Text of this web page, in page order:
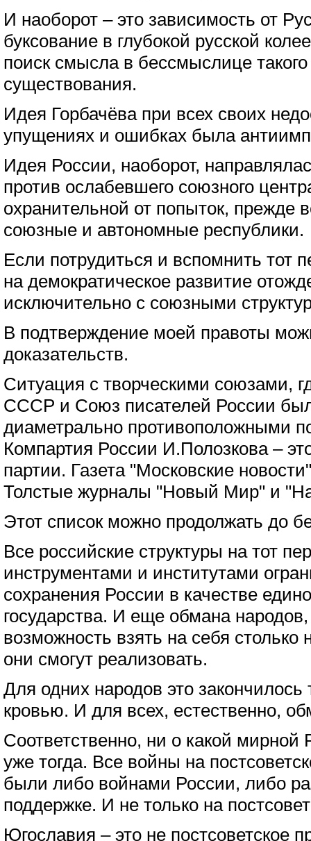
И наоборот – это зависимость от
буксование в глубокой русской
поиск смысла в бессмыслице такого
существования.
Идея Горбачёва при всех своих
упущениях и ошибках была
Идея России, наоборот,
против ослабевшего союзного
охранительной от попыток, прежде
союзные и автономные республики.
Если потрудиться и вспомнить тот
на демократическое развитие
исключительно с союзными
В подтверждение моей правоты
доказательств.
Ситуация с творческими союзами,
СССР и Союз писателей России
диаметрально противоположными
Компартия России И.Полозкова –
партии. Газета "Московские
Толстые журналы "Новый Мир" и
Этот список можно продолжать до
Все российские структуры на тот
инструментами и институтами
сохранения России в качестве
государства. И еще обмана
возможность взять на себя столько
они смогут реализовать.
Для одних народов это закончилось
кровью. И для всех, естественно,
Соответственно, ни о какой
уже тогда. Все войны на
были либо войнами России, либо
поддержке. И не только на
Югославия – это не постсоветское